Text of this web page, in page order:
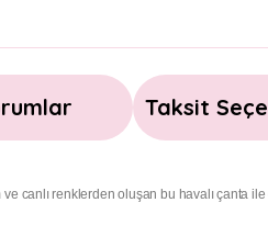
Taksit
canlı renklerden oluşan bu havalı çanta ile